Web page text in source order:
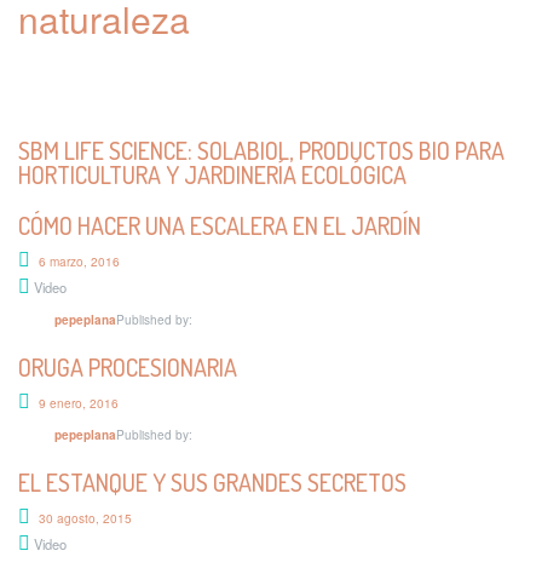
SBM LIFE SCIENCE: SOLABIOL, PRODUCTOS BIO PARA
HORTICULTURA Y JARDINERÍA ECOLÓGICA
CÓMO HACER UNA ESCALERA EN EL JARDÍN
6 marzo, 2016
Video
Published by:
pepeplana
ORUGA PROCESIONARIA
9 enero, 2016
Published by:
pepeplana
EL ESTANQUE Y SUS GRANDES SECRETOS
30 agosto, 2015
Video
1 julio, 2015
30 junio, 2015
Video
Published by:
pepeplana
PODA DEL SETO
Video
Published by:
pepeplana
TULIPANES EN ABRIL
1 abril, 2015
Published by:
pepeplana